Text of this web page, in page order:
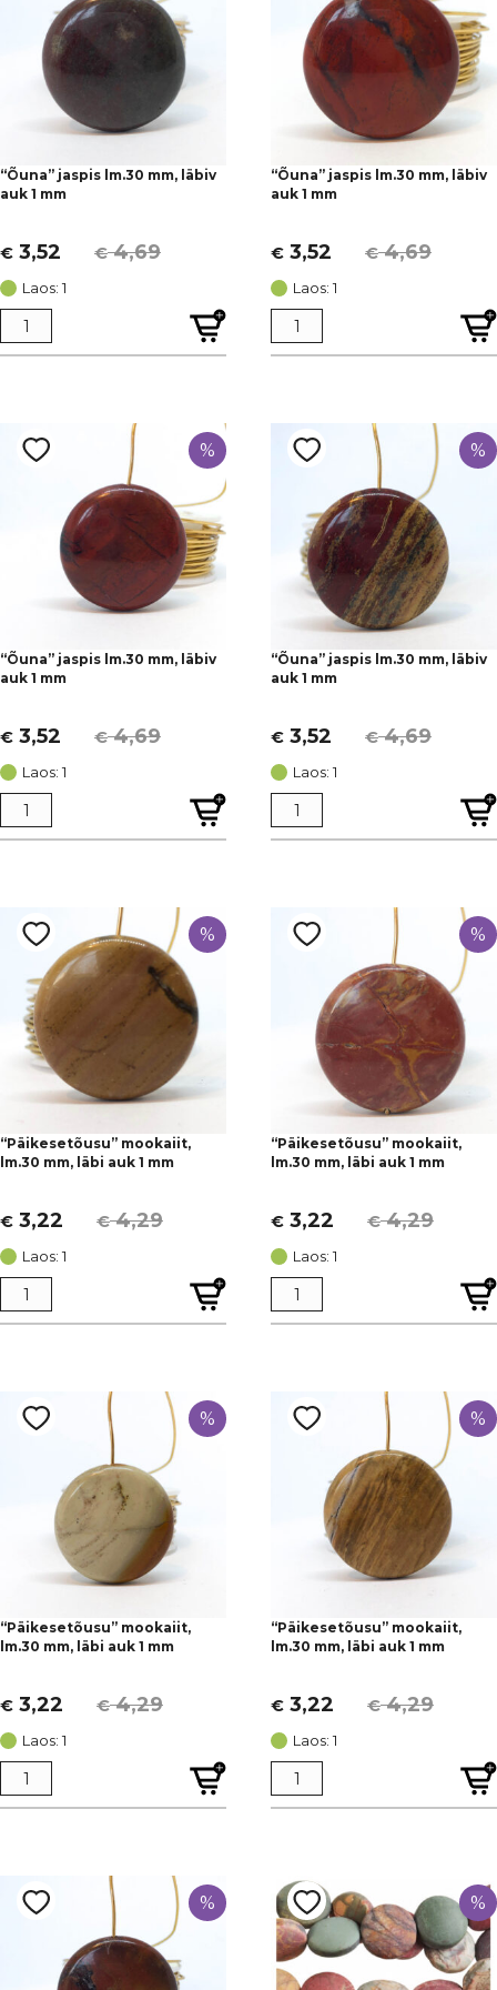
“Õuna” jaspis lm.30 mm, läbiv
auk 1 mm
€4,69
Algne
hind
oli:
€ 4,69.
€ 3,52
Current
price
is:
€ 3,52.
Laos: 1
“Õuna” jaspis lm.30 mm, läbiv
auk 1 mm
€4,69
Algne
hind
oli:
€ 4,69.
€ 3,52
Current
price
is:
€ 3,52.
Laos: 1
%
“Õuna” jaspis lm.30 mm, läbiv
auk 1 mm
€4,69
Algne
hind
oli:
€ 4,69.
€ 3,52
Current
price
is:
€ 3,52.
Laos: 1
%
“Õuna” jaspis lm.30 mm, läbiv
auk 1 mm
€4,69
Algne
hind
oli:
€ 4,69.
€ 3,52
Current
price
is:
€ 3,52.
Laos: 1
%
“Päikesetõusu” mookaiit,
lm.30 mm, läbi auk 1 mm
€4,29
Algne
hind
oli:
€ 4,29.
€ 3,22
Current
price
is:
€ 3,22.
Laos: 1
%
“Päikesetõusu” mookaiit,
lm.30 mm, läbi auk 1 mm
€4,29
Algne
hind
oli:
€ 4,29.
€ 3,22
Current
price
is:
€ 3,22.
Laos: 1
%
“Päikesetõusu” mookaiit,
lm.30 mm, läbi auk 1 mm
€4,29
Algne
hind
oli:
€ 4,29.
€ 3,22
Current
price
is:
€ 3,22.
Laos: 1
%
“Päikesetõusu” mookaiit,
lm.30 mm, läbi auk 1 mm
€4,29
Algne
hind
oli:
€ 4,29.
€ 3,22
Current
price
is:
€ 3,22.
Laos: 1
% %